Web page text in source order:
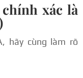
xác là
hãy cùng làm rõ